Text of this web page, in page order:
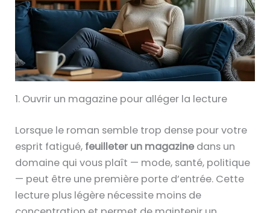
1. Ouvrir un magazine pour alléger la lecture
Lorsque le roman semble trop dense pour votre
esprit fatigué, feuilleter un magazine dans un
domaine qui vous plaît — mode, santé, politique
— peut être une première porte d’entrée. Cette
lecture plus légère nécessite moins de